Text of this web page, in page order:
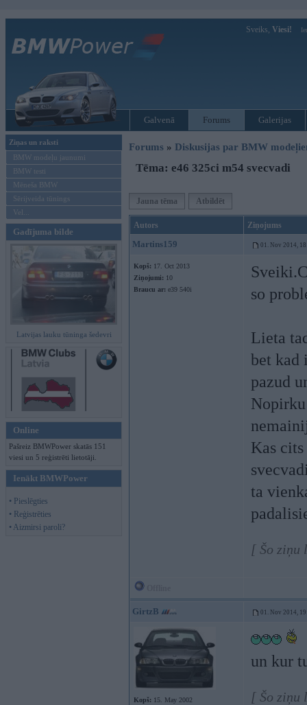
Sveiks, Viesi!
Galvenā Forums Galerijas
Ziņas un raksti
BMW modeļu jaunumi
BMW testi
Mēneša BMW
Sērijveida tūnings
Vel...
Gadījuma bilde
Latvijas lauku tūninga šedevri
Online
Pašreiz BMWPower skatās 151
viesi un 5 reģistrēti lietotāji.
Ienākt BMWPower
• Pieslēgties
• Reģistrēties
• Aizmirsi paroli?
Forums » Diskusijas par BMW
Tēma: e46 325ci m54 svecvadi
Jauna tēma Atbildēt
Autors Ziņojums
Martins159 01. Nov 2014,
Kopš: 17. Oct 2013
Ziņojumi: 10
Braucu ar: e39 540i
so
Lieta
bet kad
pazud
Kas
ta
[ Šo ziņu
GirtzB 01. Nov 2014,
Kopš: 15. May 2002
un kur
[ Šo ziņu